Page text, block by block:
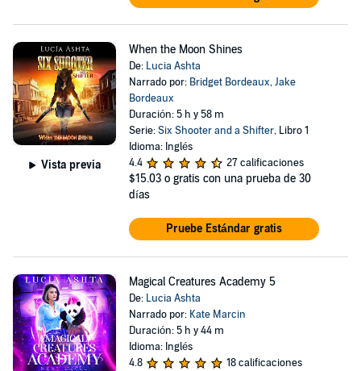
Vista previa
When the Moon Shines
De: Lucia Ashta
Narrado por: Bridget Bordeaux,Jake
Bordeaux
Duración: 5 h y 58 m
Serie:Six Shooter and a Shifter, Libro 1
Idioma: Inglés
4.4
27 calificaciones
$15.03 o gratis con una prueba de 30
días
Pruebe Estándar gratis
Magical Creatures Academy 5
De: Lucia Ashta
Narrado por: Kate Marcin
Duración: 5 h y 44 m
Idioma: Inglés
4.8
18 calificaciones